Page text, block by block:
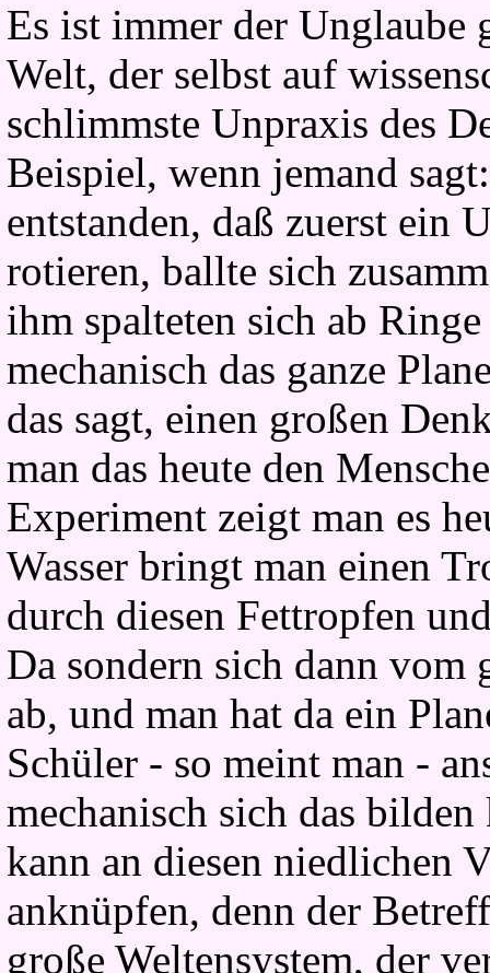
Es ist immer der Unglaube
Welt, der selbst auf
schlimmste Unpraxis des
Beispiel, wenn jemand
entstanden, daß zuerst ein
rotieren, ballte sich
ihm spalteten sich ab
mechanisch das ganze
das sagt, einen großen
man das heute den
Experiment zeigt man es
Wasser bringt man einen
durch diesen Fettropfen
Da sondern sich dann
ab, und man hat da ein
Schüler - so meint man -
mechanisch sich das
kann an diesen niedlichen
anknüpfen, denn der
große Weltensystem, der